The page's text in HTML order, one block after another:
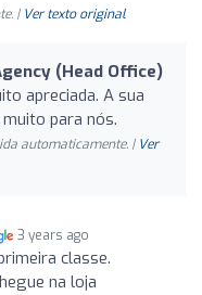
| Ver texto original
(Head Office)
apreciada. A sua
para nós.
automaticamente. | Ver
3 years ago
classe.
na loja